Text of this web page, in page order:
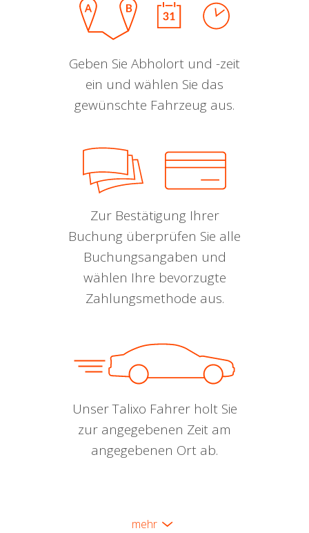
Geben Sie Abholort und -zeit
ein und wählen Sie das
gewünschte Fahrzeug aus.
Zur Bestätigung Ihrer
Buchung überprüfen Sie alle
Buchungsangaben und
wählen Ihre bevorzugte
Zahlungsmethode aus.
Unser Talixo Fahrer holt Sie
zur angegebenen Zeit am
angegebenen Ort ab.
mehr